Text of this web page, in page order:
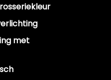
met